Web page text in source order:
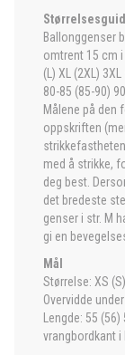
Ballonggenser
omtrent 15 cm
(L) XL (2XL)
80-85 (85-90)
Målene på den
oppskriften
med å strikke,
deg best.
det bredeste
genser i str. M
gi en
Mål
Størrelse: XS (S)
Overvidde
Lengde: 55
vrangbordkant i